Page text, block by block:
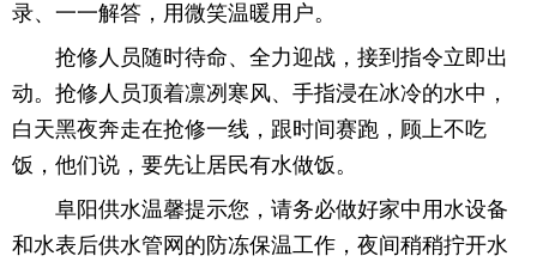
录、一一解答，用微笑温暖用户。
抢修人员随时待命、全力迎战，接到指令立即出
动。抢修人员顶着凛冽寒风、手指浸在冰冷的水中，
白天黑夜奔走在抢修一线，跟时间赛跑，顾上不吃
饭，他们说，要先让居民有水做饭。
阜阳供水温馨提示您，请务必做好家中用水设备
和水表后供水管网的防冻保温工作，夜间稍稍拧开水